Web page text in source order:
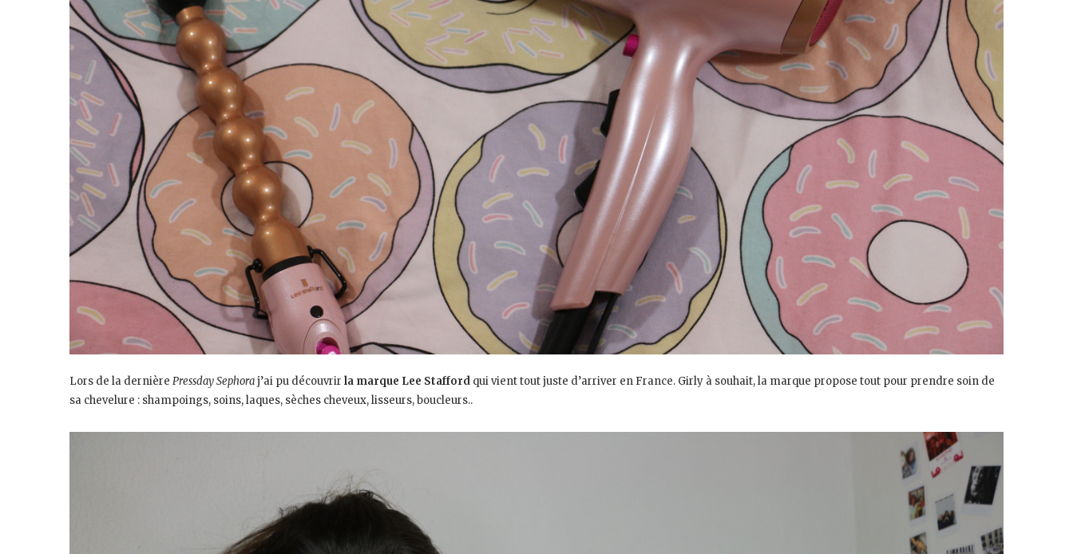
Lors de la dernière Pressday Sephoraj’ai pu découvrir la marque Lee Stafford qui vient tout juste d’arriver en France. Girly à souhait, la marque propose tout pour prendre soin de
sa chevelure : shampoings, soins, laques, sèches cheveux, lisseurs, boucleurs..